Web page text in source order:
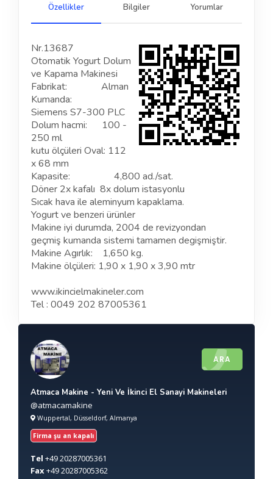
Özellikler
Bilgiler
Yorumlar
Nr.13687
Otomatik Yogurt Dolum
ve Kapama Makinesi
Fabrikat: Alman
Kumanda:
Siemens S7-300 PLC
Dolum hacmi: 100 -
250 ml
kutu ölçüleri Oval: 112
x 68 mm
Kapasite: 4,800 ad./sat.
Döner 2x kafalı 8x dolum istasyonlu
Sıcak hava ile aleminyum kapaklama.
Yogurt ve benzeri ürünler
Makine iyi durumda, 2004 de revizyondan
geçmiş kumanda sistemi tamamen degişmiştir.
Makine Agırlık: 1,650 kg.
Makine ölçüleri: 1,90 x 1,90 x 3,90 mtr
www.ikincielmakineler.com
Tel : 0049 202 87005361
ARA
Atmaca Makine - Yeni Ve İkinci El Sanayi Makineleri
@atmacamakine
Wuppertal, Düsseldorf, Almanya
Firma şu an kapalı
Tel +4920287005361
Fax+4920287005362